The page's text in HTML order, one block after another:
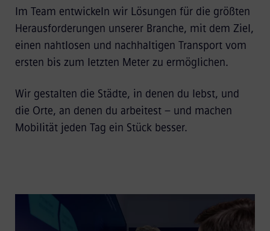
Im Team entwickeln wir Lösungen für die größten
Herausforderungen unserer Branche, mit dem Ziel,
einen nahtlosen und nachhaltigen Transport vom
ersten bis zum letzten Meter zu ermöglichen.
Wir gestalten die Städte, in denen du lebst, und
die Orte, an denen du arbeitest – und machen
Mobilität jeden Tag ein Stück besser.